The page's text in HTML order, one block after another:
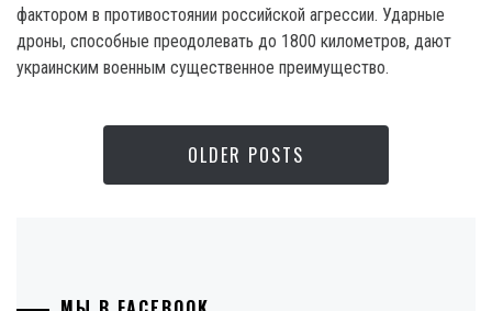
фактором в противостоянии российской агрессии. Ударные
дроны, способные преодолевать до 1800 километров, дают
украинским военным существенное преимущество.
OLDER POSTS